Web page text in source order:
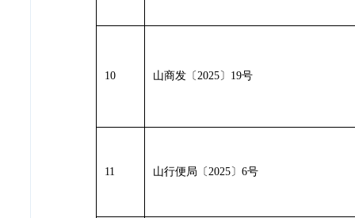
10 山商发 〔 2025 〕 19号
11 山行便局 〔 2025 〕 6号